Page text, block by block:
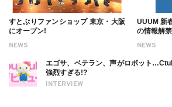
NEWS
すとぷりファンショップ 東京・大阪
にオープン!
NEWS
UUUM 新
の情報解禁
INTERVIEW
エゴサ、ベテラン、声がロボット
強烈すぎる!?